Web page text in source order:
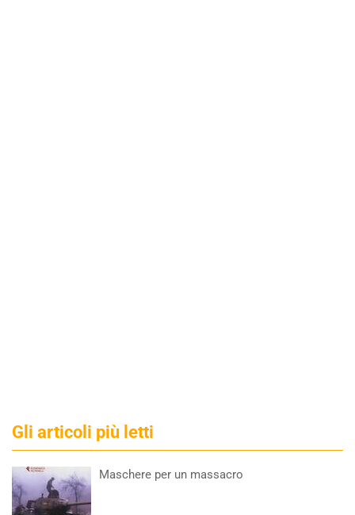
Gli articoli più letti
Maschere per un massacro